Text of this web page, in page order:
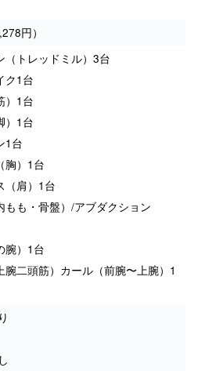
円）
（トレッドミル）3台
ク1台
）1台
）1台
1台
胸）1台
（肩）1台
もも・骨盤）/アブダクション
腕）1台
腕二頭筋）カール（前腕〜上腕）1